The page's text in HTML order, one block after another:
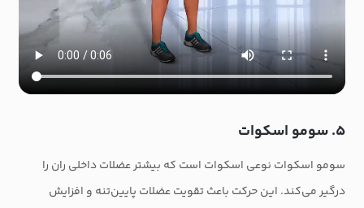
۵. سومو اسکوات
سومو اسکوات نوعی اسکوات است که بیشتر عضلات داخلی ران را
درگیر می‌کند. این حرکت باعث تقویت عضلات پایین‌تنه و افزایش